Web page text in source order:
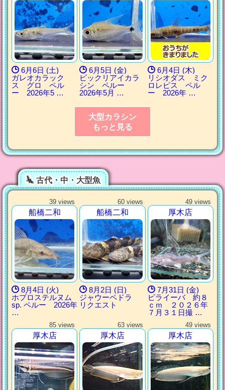
6月6日 (土)
ガレオカラック
ス グロ ペル
ー 2026年5 …
6月5日 (金)
ビックリアイカラ
シン ペルー
2026年5月 …
6月4日 (木)
リシオダス ミク
ロレピス ペル
ー 2026年 …
大型カラシン
もっと見る
古代・中・大型魚
39 views
船橋二和
8月4日 (火)
ホプロステルヌム
sp. ペルー 2026年
…
60 views
船橋二和
8月2日 (日)
ジャウーペドラ
リクエスト
49 views
厚木店
7月31日 (金)
ピライーバ 約８
ｃｍ ２０２６年
７月３１日撮 …
85 views
厚木店
63 views
厚木店
49 views
厚木店